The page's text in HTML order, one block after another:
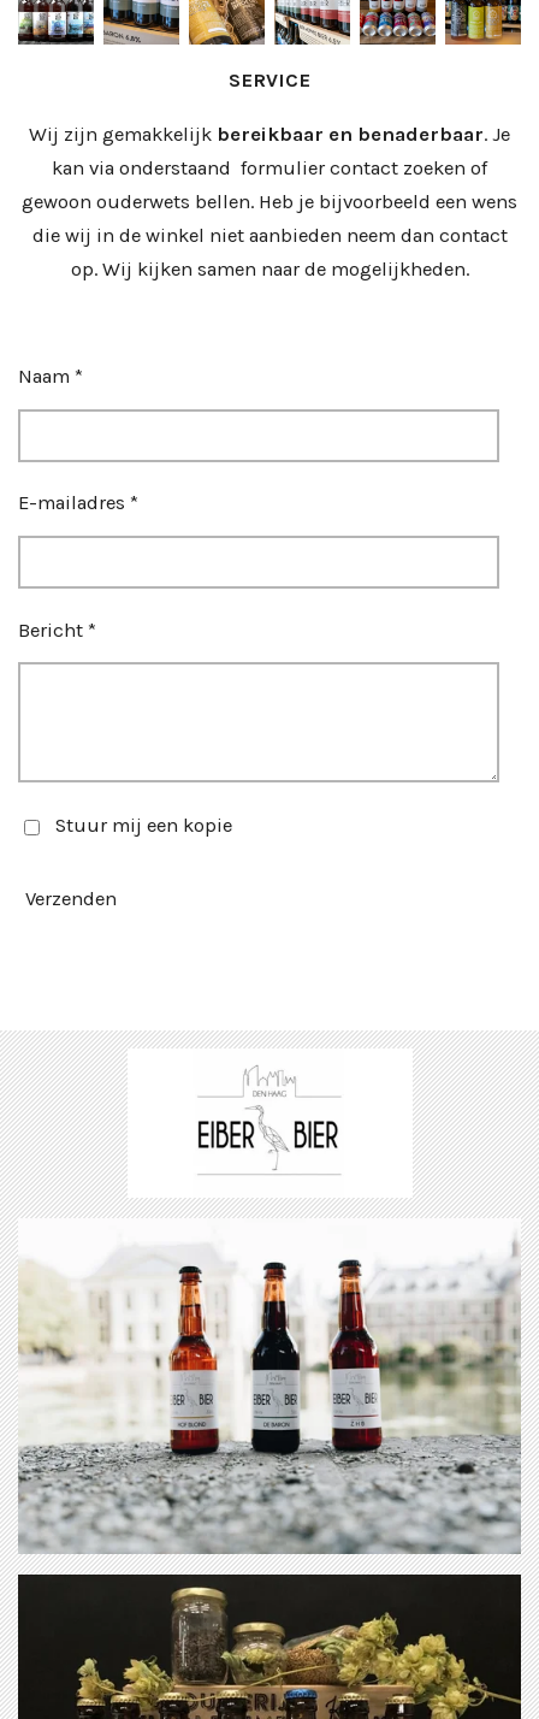
SERVICE
Wij zijn gemakkelijk bereikbaar en benaderbaar. Je
kan via onderstaand formulier contact zoeken of
gewoon ouderwets bellen. Heb je bijvoorbeeld een wens
die wij in de winkel niet aanbieden neem dan contact
op. Wij kijken samen naar de mogelijkheden.
Naam *
E-mailadres *
Bericht *
Stuur mij een kopie
Verzenden